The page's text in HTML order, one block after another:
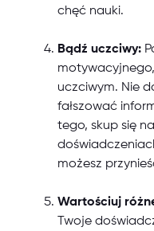
chęć nauki.
Bądź uczciwy:
uczciwym. Nie
fałszować
tego, skup się
możesz
Wartościuj
Twoje